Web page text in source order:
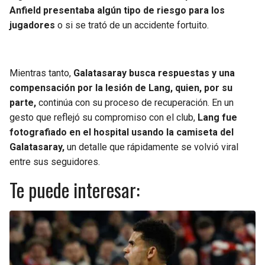
Anfield presentaba algún tipo de riesgo para los
jugadores o si se trató de un accidente fortuito.
Mientras tanto, Galatasaray busca respuestas y una
compensación por la lesión de Lang, quien, por su
parte, continúa con su proceso de recuperación. En un
gesto que reflejó su compromiso con el club, Lang fue
fotografiado en el hospital usando la camiseta del
Galatasaray, un detalle que rápidamente se volvió viral
entre sus seguidores.
Te puede interesar: